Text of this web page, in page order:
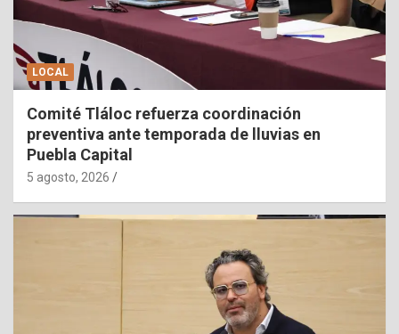
LOCAL
Comité Tláloc refuerza coordinación
preventiva ante temporada de lluvias en
Puebla Capital
5 agosto, 2026